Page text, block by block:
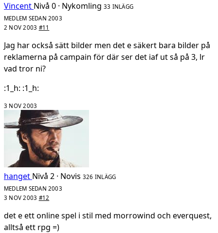
Vincent Nivå 0 · Nykomling 33 INLÄGG
MEDLEM SEDAN 2003
2 NOV 2003 #11
Jag har också sätt bilder men det e säkert bara bilder på
reklamerna på campain för där ser det iaf ut så på 3, lr
vad tror ni?
:1_h: :1_h:
3 NOV 2003
hanget Nivå 2 · Novis 326 INLÄGG
MEDLEM SEDAN 2003
3 NOV 2003 #12
det e ett online spel i stil med morrowind och everquest,
alltså ett rpg =)